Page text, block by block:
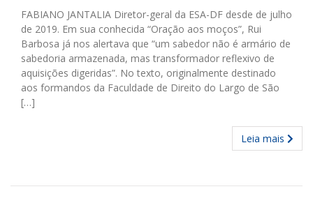
FABIANO JANTALIA Diretor-geral da ESA-DF desde de julho
de 2019. Em sua conhecida “Oração aos moços”, Rui
Barbosa já nos alertava que “um sabe­dor não é armário de
sabedoria armazenada, mas transformador reflexivo de
aquisições digeridas”. No texto, originalmente destinado
aos formandos da Faculdade de Direito do Largo de São
[…]
Leia mais